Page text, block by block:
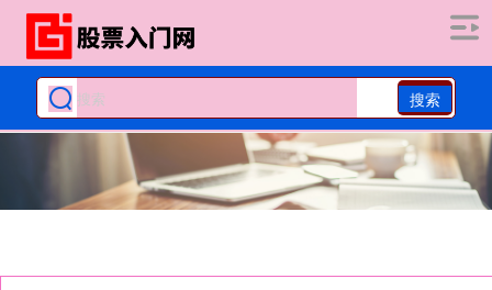
搜索